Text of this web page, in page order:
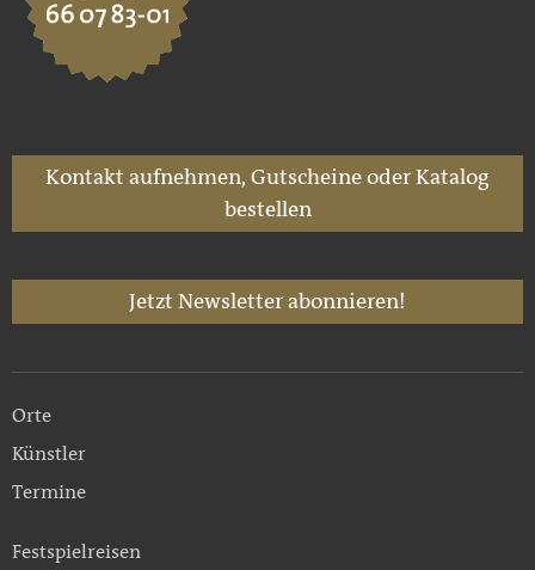
Kontakt aufnehmen, Gutscheine oder Katalog
bestellen
Jetzt Newsletter abonnieren!
Orte
Künstler
Termine
Festspielreisen